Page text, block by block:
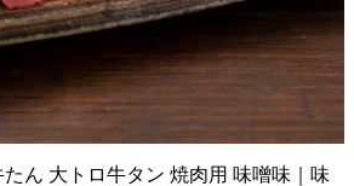
ん 大トロ牛タン 焼肉用 味噌味｜味